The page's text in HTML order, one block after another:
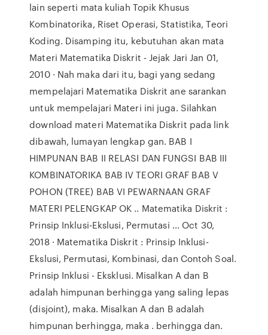
lain seperti mata kuliah Topik Khusus
Kombinatorika, Riset Operasi, Statistika, Teori
Koding. Disamping itu, kebutuhan akan mata
Materi Matematika Diskrit - Jejak Jari Jan 01,
2010 · Nah maka dari itu, bagi yang sedang
mempelajari Matematika Diskrit ane sarankan
untuk mempelajari Materi ini juga. Silahkan
download materi Matematika Diskrit pada link
dibawah, lumayan lengkap gan. BAB I
HIMPUNAN BAB II RELASI DAN FUNGSI BAB III
KOMBINATORIKA BAB IV TEORI GRAF BAB V
POHON (TREE) BAB VI PEWARNAAN GRAF
MATERI PELENGKAP OK .. Matematika Diskrit :
Prinsip Inklusi-Ekslusi, Permutasi ... Oct 30,
2018 · Matematika Diskrit : Prinsip Inklusi-
Ekslusi, Permutasi, Kombinasi, dan Contoh Soal.
Prinsip Inklusi - Eksklusi. Misalkan A dan B
adalah himpunan berhingga yang saling lepas
(disjoint), maka. Misalkan A dan B adalah
himpunan berhingga, maka . berhingga dan.